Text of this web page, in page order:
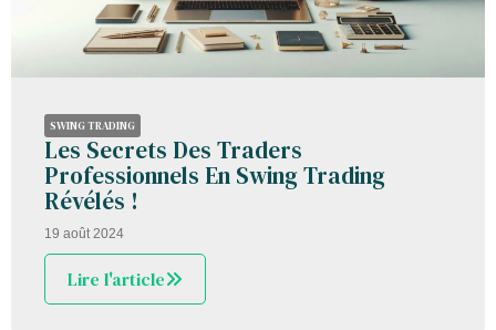
SWING TRADING
Les Secrets Des Traders
Professionnels En Swing Trading
Révélés !
19 août 2024
Lire l'article